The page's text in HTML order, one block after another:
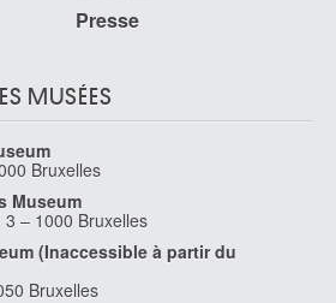
Presse
MUSÉES
Bruxelles
Museum
– 1000 Bruxelles
(Inaccessible à partir du
Bruxelles